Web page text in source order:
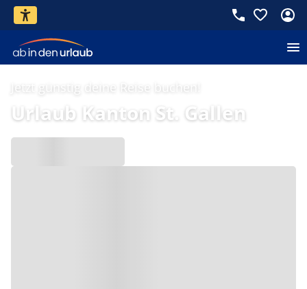
Jetzt günstig deine Reise buchen!
Urlaub Kanton St. Gallen